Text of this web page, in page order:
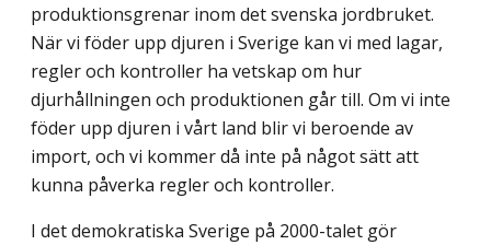
produktionsgrenar inom det svenska jordbruket.
När vi föder upp djuren i Sverige kan vi med lagar,
regler och kontroller ha vetskap om hur
djurhållningen och produktionen går till. Om vi inte
föder upp djuren i vårt land blir vi beroende av
import, och vi kommer då inte på något sätt att
kunna påverka regler och kontroller.
I det demokratiska Sverige på 2000-talet gör